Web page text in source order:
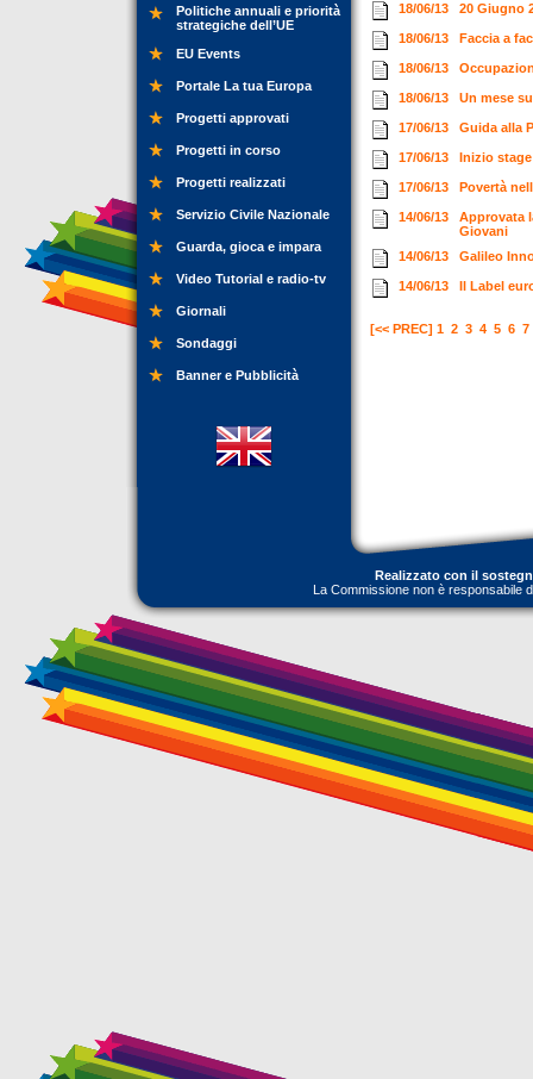
Politiche annuali e priorità
strategiche dell’UE
EU Events
Portale La tua Europa
Progetti approvati
Progetti in corso
Progetti realizzati
Servizio Civile Nazionale
Guarda, gioca e impara
Video Tutorial e radio-tv
Giornali
Sondaggi
Banner e Pubblicità
18/06/13 20 Giugno
18/06/13 Faccia a
18/06/13
18/06/13 Un mese
17/06/13 Guida alla
17/06/13 Inizio
17/06/13 Povertà
14/06/13
Approvata
Giovani
14/06/13
Galileo
14/06/13 Il Label
[<< PREC] 1 2 3 4 5 6 7
Realizzato con il
La Commissione non è responsabile